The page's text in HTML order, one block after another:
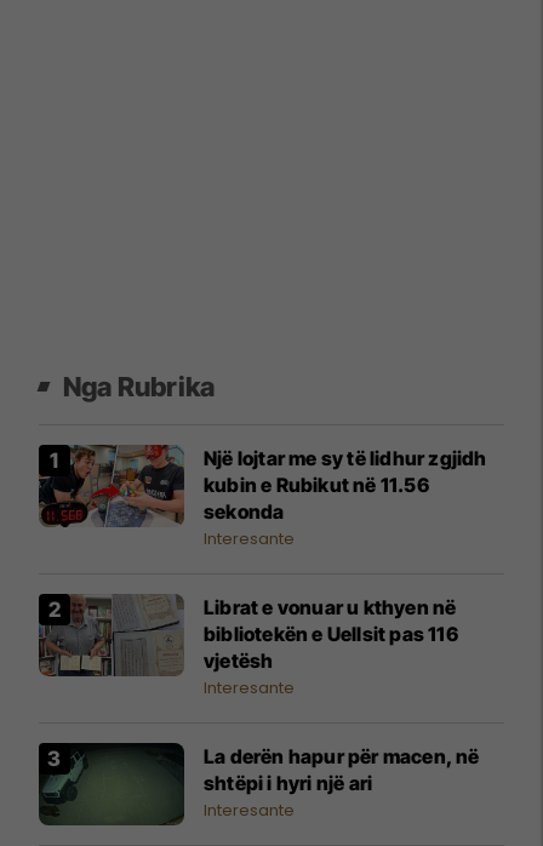
Nga Rubrika
Një lojtar me sy të lidhur zgjidh
kubin e Rubikut në 11.56
sekonda
Interesante
Librat e vonuar u kthyen në
bibliotekën e Uellsit pas 116
vjetësh
Interesante
La derën hapur për macen, në
shtëpi i hyri një ari
Interesante